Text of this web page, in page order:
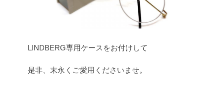
LINDBERG専用ケースをお付けして
是非、末永くご愛用くださいませ。